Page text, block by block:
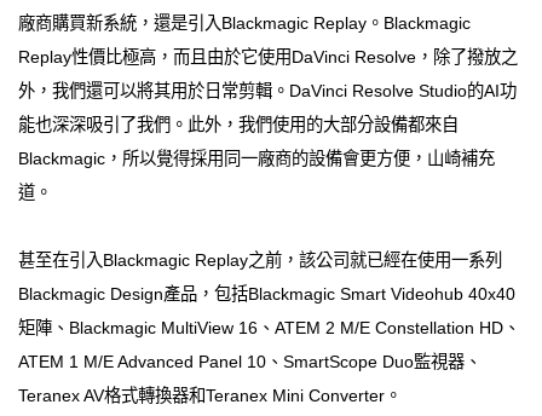
廠商購買新系統，還是引入Blackmagic Replay。Blackmagic
Replay性價比極高，而且由於它使用DaVinci Resolve，除了撥放之
外，我們還可以將其用於日常剪輯。DaVinci Resolve Studio的AI功
能也深深吸引了我們。此外，我們使用的大部分設備都來自
Blackmagic，所以覺得採用同一廠商的設備會更方便，山崎補充
道。
甚至在引入Blackmagic Replay之前，該公司就已經在使用一系列
Blackmagic Design產品，包括Blackmagic Smart Videohub 40x40
矩陣、Blackmagic MultiView 16、ATEM 2 M/E Constellation HD、
ATEM 1 M/E Advanced Panel 10、SmartScope Duo監視器、
Teranex AV格式轉換器和Teranex Mini Converter。